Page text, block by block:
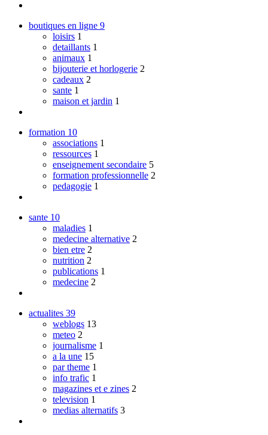
boutiques en ligne 9
loisirs 1
detaillants 1
animaux 1
bijouterie et horlogerie 2
cadeaux 2
sante 1
maison et jardin 1
formation 10
associations 1
ressources 1
enseignement secondaire 5
formation professionnelle 2
pedagogie 1
sante 10
maladies 1
medecine alternative 2
bien etre 2
nutrition 2
publications 1
medecine 2
actualites 39
weblogs 13
meteo 2
journalisme 1
a la une 15
par theme 1
info trafic 1
magazines et e zines 2
television 1
medias alternatifs 3